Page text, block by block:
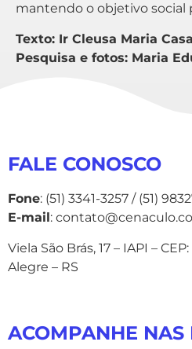
mantendo o objetivo social
Texto: Ir Cleusa Maria
Pesquisa e fotos: Maria
FALE CONOSCO
Fone: (51) 3341-3257 / (51)
E-mail:
Viela São Brás, 17 – IAPI –
Alegre – RS
ACOMPANHE NAS